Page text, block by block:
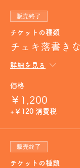
販売終了
チケットの種類
チェキ落書き
詳細を見る
価格
￥1,200
+￥120 消費税
販売終了
チケットの種類